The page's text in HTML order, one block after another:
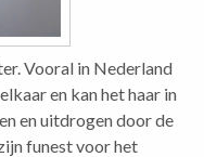
Vooral in Nederland
en kan het haar in
en uitdrogen door de
funest voor het